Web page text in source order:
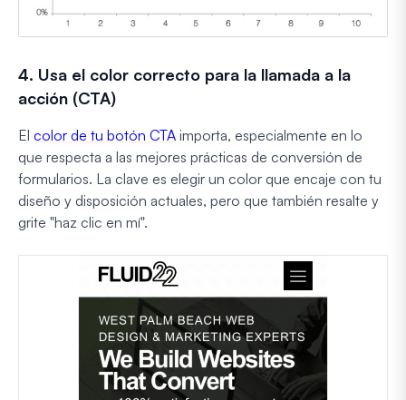
4. Usa el color correcto para la llamada a la
acción (CTA)
El color de tu botón CTA importa, especialmente en lo
que respecta a las mejores prácticas de conversión de
formularios. La clave es elegir un color que encaje con tu
diseño y disposición actuales, pero que también resalte y
grite "haz clic en mí".